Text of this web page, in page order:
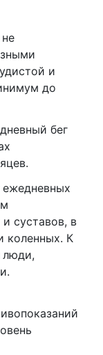
и
до
бег
ежедневных
суставов, в
коленных. К
люди,